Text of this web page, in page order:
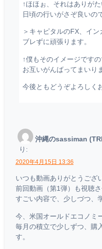
↑ほほぉ、それはありが
日頃の行いがさぞ良いの
＞キャピタルのFX、イ
ブレずに頑張ります。
↑僕もそのイメージです
お互いがんばってまいり
今後ともどうぞよろしく
沖縄のsassiman
り:
2020年4月15日 13:36
いつも動画ありがとうござ
前回動画（第1弾）も視聴さ
すごい内容で、少しづつ、
今、米国オールドエコノミ
毎月の積立で少しずつ、購
す。